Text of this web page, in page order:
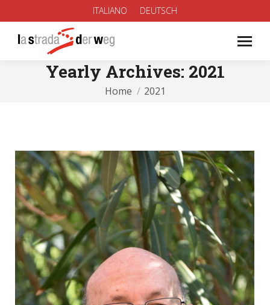
ITALIANO DEUTSCH
Yearly Archives: 2021
You are here:
Home 2021